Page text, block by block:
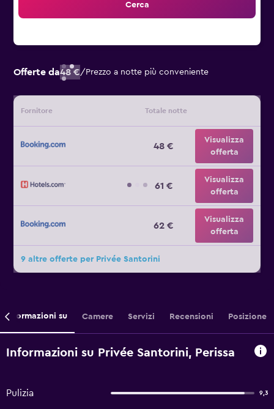
Cerca
Offerte da48 €/ Prezzo a notte più conveniente
Fornitore Totale notte
48 €
Visualizza
offerta
61 €
Visualizza
offerta
62 €
Visualizza
offerta
9 altre offerte per Privée Santorini
Informazioni su Camere Servizi Recensioni Posizione
Informazioni su Privée Santorini, Perissa
Pulizia 9,3